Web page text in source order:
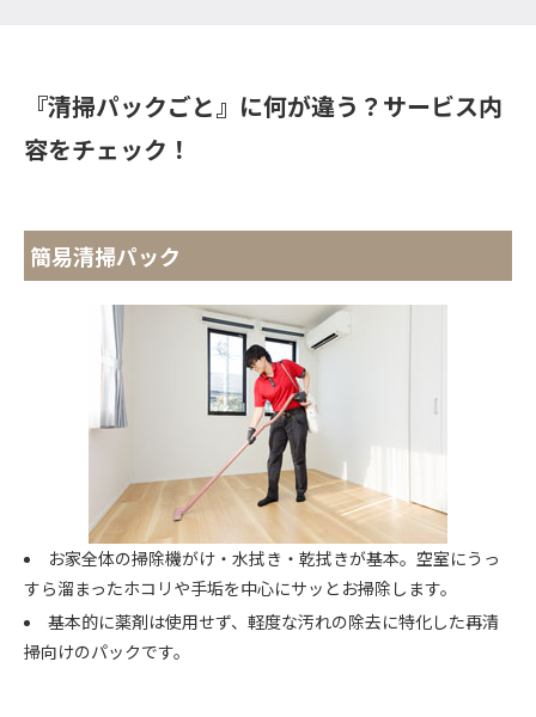
『清掃パックごと』に何が違う？サービス内
容をチェック！
簡易清掃パック
お家全体の掃除機がけ・水拭き・乾拭きが基本。空室にうっ
すら溜まったホコリや手垢を中心にサッとお掃除します。
基本的に薬剤は使用せず、軽度な汚れの除去に特化した再清
掃向けのパックです。